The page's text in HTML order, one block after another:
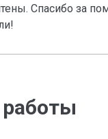
Спасибо за